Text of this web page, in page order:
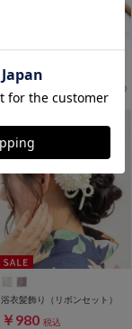
大人のストレートパンツ
￥2,480
浴衣髪飾り（リボンセット）
￥980 税込